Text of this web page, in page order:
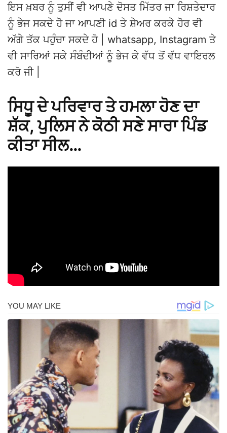
ਇਸ ਖ਼ਬਰ ਨੂੰ ਤੁਸੀਂ ਵੀ ਆਪਣੇ ਦੋਸਤ ਮਿੱਤਰ ਜਾ ਰਿਸ਼ਤੇਦਾਰ
ਨੂੰ ਭੇਜ ਸਕਦੇ ਹੋ ਜਾ ਆਪਣੀ id ਤੇ ਸ਼ੇਅਰ ਕਰਕੇ ਹੋਰ ਵੀ
ਅੱਗੇ ਤੱਕ ਪਹੁੰਚਾ ਸਕਦੇ ਹੋ | whatsapp, Instagram ਤੇ
ਵੀ ਸਾਰਿਆਂ ਸਕੇ ਸੰਬੰਦੀਆਂ ਨੂੰ ਭੇਜ ਕੇ ਵੱਧ ਤੋਂ ਵੱਧ ਵਾਇਰਲ
ਕਰੋ ਜੀ |
ਸਿਧੂ ਦੇ ਪਰਿਵਾਰ ਤੇ ਹਮਲਾ ਹੋਣ ਦਾ
ਸ਼ੱਕ, ਪੁਲਿਸ ਨੇ ਕੋਠੀ ਸਣੇ ਸਾਰਾ ਪਿੰਡ
ਕੀਤਾ ਸੀਲ…